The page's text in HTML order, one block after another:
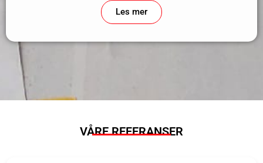
Les mer
VÅRE REFERANSER